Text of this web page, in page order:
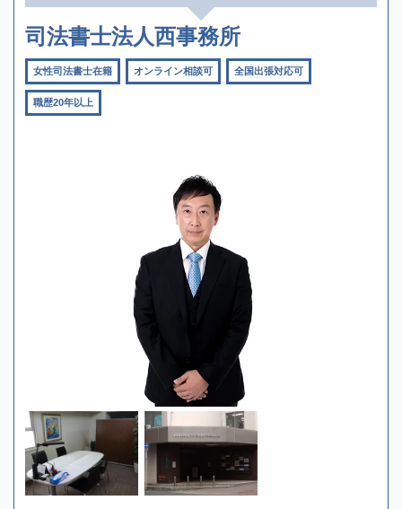
司法書士法人西事務所
女性司法書士在籍 オンライン相談可 全国出張対応可
職歴20年以上